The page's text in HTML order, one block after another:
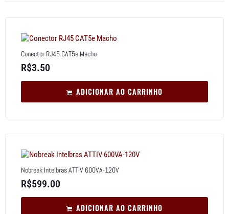
Conector RJ45 CAT5e Macho
R$3.50
ADICIONAR AO CARRINHO
Nobreak Intelbras ATTIV 600VA-120V
R$599.00
ADICIONAR AO CARRINHO